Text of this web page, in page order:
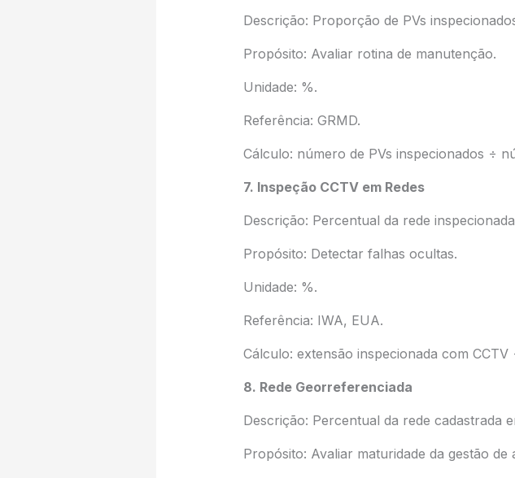
Descrição: Proporção de PVs
Propósito: Avaliar rotina de manutenção.
Unidade: %.
Referência: GRMD.
Cálculo: número de PVs inspecionados ÷
7. Inspeção CCTV em Redes
Descrição: Percentual da rede
Propósito: Detectar falhas ocultas.
Unidade: %.
Referência: IWA, EUA.
Cálculo: extensão inspecionada com
8. Rede Georreferenciada
Descrição: Percentual da rede cadastrada
Propósito: Avaliar maturidade da gestão de